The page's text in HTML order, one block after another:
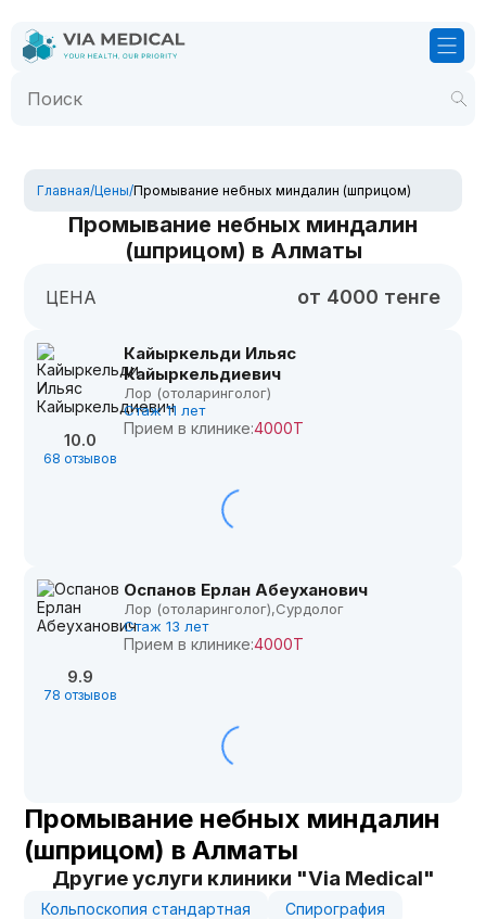
Главная/Цены/Промывание небных миндалин (шприцом)
Промывание небных миндалин
(шприцом) в Алматы
ЦЕНА от 4000 тенге
10.0
68 отзывов
Кайыркельди Ильяс
Кайыркельдиевич
Лор (отоларинголог)
Стаж 11 лет
Прием в клинике:4000Т
9.9
78 отзывов
Оспанов Ерлан Абеуханович
Лор (отоларинголог),Сурдолог
Стаж 13 лет
Прием в клинике:4000Т
Промывание небных миндалин
(шприцом) в Алматы
Другие услуги клиники "Via Medical"
Кольпоскопия стандартная
Спирография